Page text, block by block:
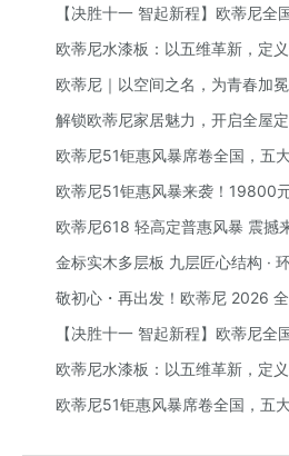
圆满举办：以 AI 赋能，向高端前
【决胜十一 智起新程】欧蒂尼
能培训会圆满举办
欧蒂尼水漆板：以五维革新，定
欧蒂尼｜以空间之名，为青春加
解锁欧蒂尼家居魅力，开启全屋
欧蒂尼51钜惠风暴席卷全国，五
欧蒂尼51钜惠风暴来袭！19800
一步到位
欧蒂尼618 轻高定普惠风暴 震撼
定制性价比
金标实木多层板 九层匠心结构 ·
敬初心・再出发！欧蒂尼 2026
圆满举办：以 AI 赋能，向高端前
【决胜十一 智起新程】欧蒂尼
能培训会圆满举办
欧蒂尼水漆板：以五维革新，定
欧蒂尼51钜惠风暴席卷全国，五